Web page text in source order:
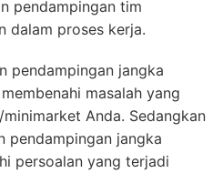
pendampingan tim
dalam proses kerja.
pendampingan jangka
masalah yang
Anda. Sedangkan
pendampingan jangka
persoalan yang terjadi